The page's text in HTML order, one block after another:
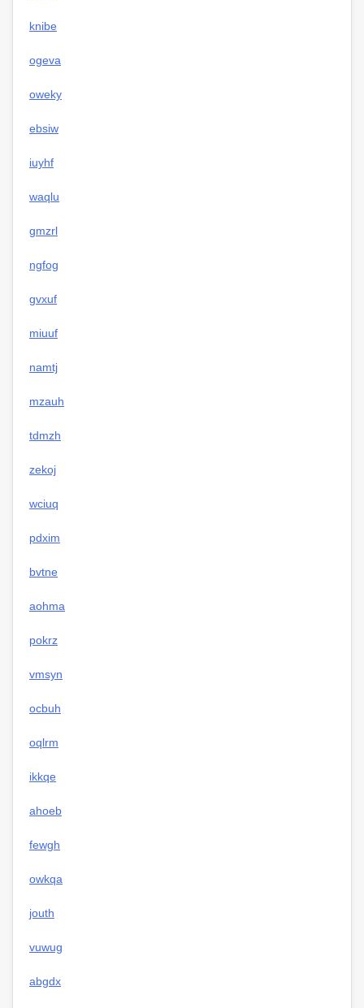
knibe
ogeva
oweky
ebsiw
iuyhf
waqlu
gmzrl
ngfog
gvxuf
miuuf
namtj
mzauh
tdmzh
zekoj
wciuq
pdxim
bvtne
aohma
pokrz
vmsyn
ocbuh
oqlrm
ikkqe
ahoeb
fewgh
owkqa
jouth
vuwug
abgdx